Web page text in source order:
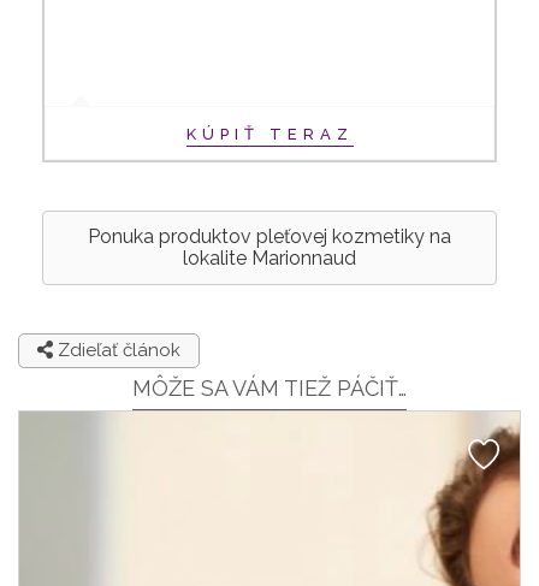
KÚPIŤ TERAZ
Ponuka produktov pleťovej kozmetiky na
lokalite Marionnaud
Zdieľať článok
MÔŽE SA VÁM TIEŽ PÁČIŤ…